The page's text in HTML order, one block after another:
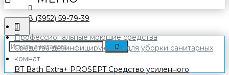
8 (3952) 59-79-39
Профессиональные моющие средства
Средства дезинфицирующие для уборки санитарных
комнат
BT Bath Extra+ PROSEPT Средство усиленного